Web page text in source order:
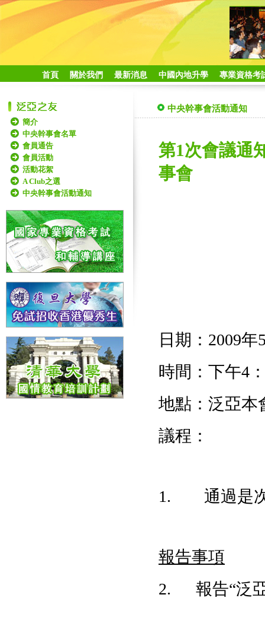
首頁 關於我們 最新消息 中國內地升學 專業資格考
簡介
中央幹事會名單
會員通告
會員活動
活動花絮
A Club之選
中央幹事會活動通知
中央幹事會活動通知
第1次會議通
事會
日期：2009
時間：下午4
地點：泛亞本
議程：
1. 通過是次
報告事項
2. 報告“泛亞